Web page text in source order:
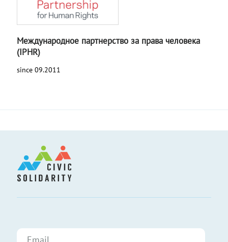
Международное партнерство за права человека
(IPHR)
since 09.2011